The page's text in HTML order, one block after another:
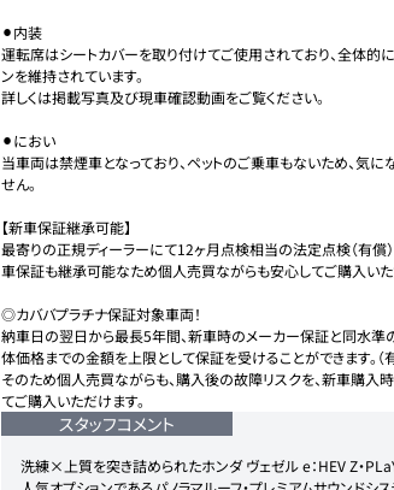
⚫︎内装
運転席はシートカバーを取り付けてご使用されており、全体的
ンを維持されています。
詳しくは掲載写真及び現車確認動画をご覧ください。
⚫︎におい
当車両は禁煙車となっており、ペットのご乗車もないため、気
せん。
【新車保証継承可能】
最寄りの正規ディーラーにて12ヶ月点検相当の法定点検（有償
車保証も継承可能なため個人売買ながらも安心してご購入いた
◎カババプラチナ保証対象車両！
納車日の翌日から最長5年間、新車時のメーカー保証と同水準
体価格までの金額を上限として保証を受けることができます。（
そのため個人売買ながらも、購入後の故障リスクを、新車購入
スタッフコメント
洗練×上質を突き詰められたホンダ ヴェゼル e：HEV Z・